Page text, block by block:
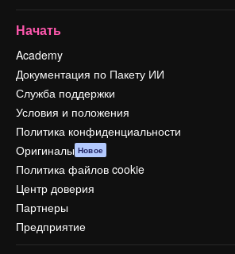
Начать
Academy
Документация по Пакету ИИ
Служба поддержки
Условия и положения
Политика конфиденциальности
Оригиналы Новое
Политика файлов cookie
Центр доверия
Партнеры
Предприятие